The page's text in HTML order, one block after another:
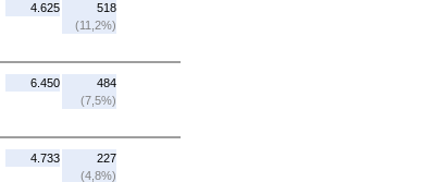
4.625
518
(11,2%)
6.450
484
(7,5%)
4.733
227
(4,8%)